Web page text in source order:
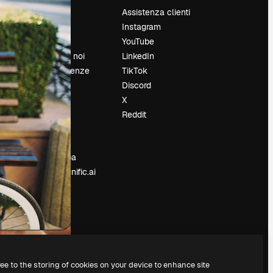
Prezzi
Chi siamo
Recensioni
Lavora con noi
Cerca tendenze
Blog
Eventi
Slidesgo
Vendi i tuoi
contenuti
Sala stampa
Cerchi magnific.ai
Assistenza clienti
Instagram
YouTube
LinkedIn
TikTok
Discord
X
Reddit
to the storing of cookies on your device to enhance site